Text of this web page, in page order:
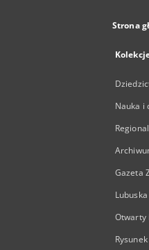
Strona
Nauka i
Gazeta
Lubuska
Otwarty